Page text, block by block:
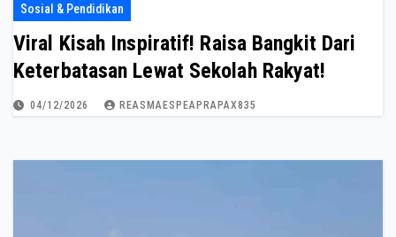
Sosial & Pendidikan
Viral Kisah Inspiratif! Raisa Bangkit Dari
Keterbatasan Lewat Sekolah Rakyat!
04/12/2026 REASMAESPEAPRAPAX835